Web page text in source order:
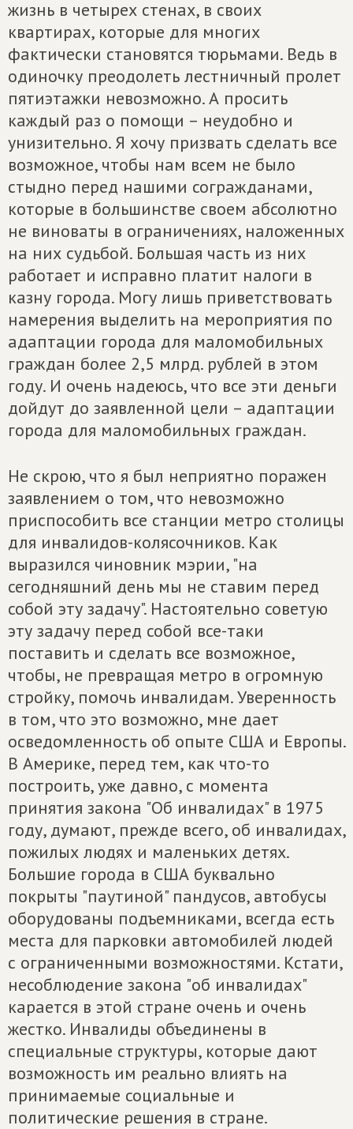
жизнь в четырех стенах, в своих
квартирах, которые для многих
фактически становятся тюрьмами. Ведь в
одиночку преодолеть лестничный пролет
пятиэтажки невозможно. А просить
каждый раз о помощи – неудобно и
унизительно. Я хочу призвать сделать все
возможное, чтобы нам всем не было
стыдно перед нашими согражданами,
которые в большинстве своем абсолютно
не виноваты в ограничениях, наложенных
на них судьбой. Большая часть из них
работает и исправно платит налоги в
казну города. Могу лишь приветствовать
намерения выделить на мероприятия по
адаптации города для маломобильных
граждан более 2,5 млрд. рублей в этом
году. И очень надеюсь, что все эти деньги
дойдут до заявленной цели – адаптации
города для маломобильных граждан.
Не скрою, что я был неприятно поражен
заявлением о том, что невозможно
приспособить все станции метро столицы
для инвалидов-колясочников. Как
выразился чиновник мэрии, "на
сегодняшний день мы не ставим перед
собой эту задачу". Настоятельно советую
эту задачу перед собой все-таки
поставить и сделать все возможное,
чтобы, не превращая метро в огромную
стройку, помочь инвалидам. Уверенность
в том, что это возможно, мне дает
осведомленность об опыте США и Европы.
В Америке, перед тем, как что-то
построить, уже давно, с момента
принятия закона "Об инвалидах" в 1975
году, думают, прежде всего, об инвалидах,
пожилых людях и маленьких детях.
Большие города в США буквально
покрыты "паутиной" пандусов, автобусы
оборудованы подъемниками, всегда есть
места для парковки автомобилей людей
с ограниченными возможностями. Кстати,
несоблюдение закона "об инвалидах"
карается в этой стране очень и очень
жестко. Инвалиды объединены в
специальные структуры, которые дают
возможность им реально влиять на
принимаемые социальные и
политические решения в стране.